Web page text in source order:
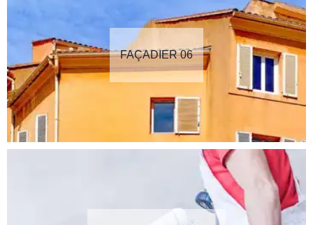
FAÇADIER 06